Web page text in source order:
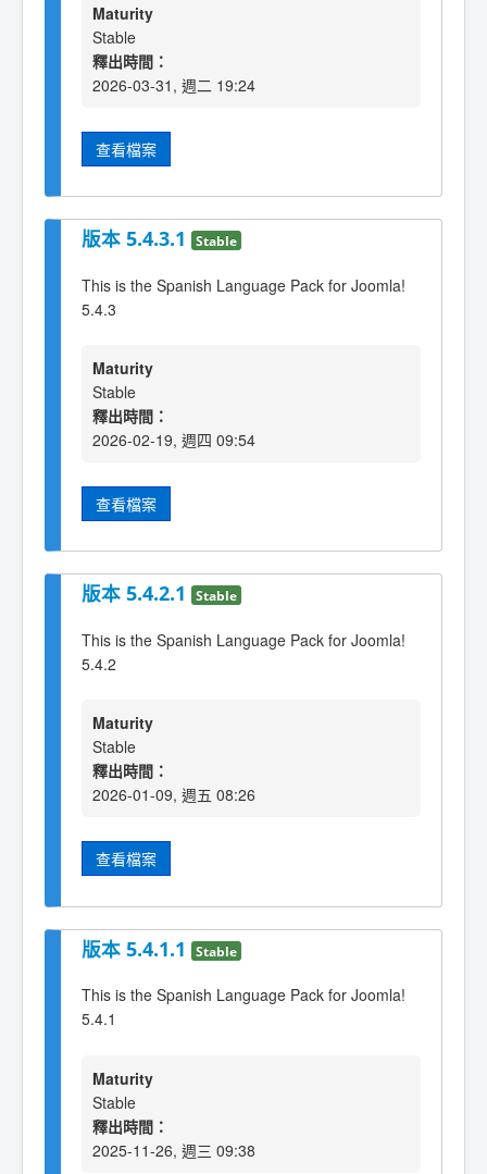
Maturity
Stable
釋出時間：
2026-03-31, 週二 19:24
查看檔案
版本 5.4.3.1 Stable
This is the Spanish Language Pack for Joomla!
5.4.3
Maturity
Stable
釋出時間：
2026-02-19, 週四 09:54
查看檔案
版本 5.4.2.1 Stable
This is the Spanish Language Pack for Joomla!
5.4.2
Maturity
Stable
釋出時間：
2026-01-09, 週五 08:26
查看檔案
版本 5.4.1.1 Stable
This is the Spanish Language Pack for Joomla!
5.4.1
Maturity
Stable
釋出時間：
2025-11-26, 週三 09:38